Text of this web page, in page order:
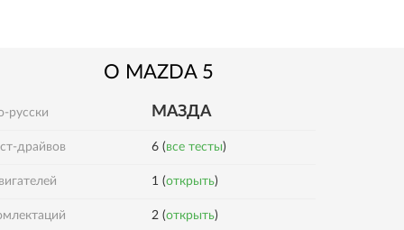
О MAZDA 5
русски МАЗДА
драйвов 6 (все тесты)
1 (открыть)
2 (открыть)